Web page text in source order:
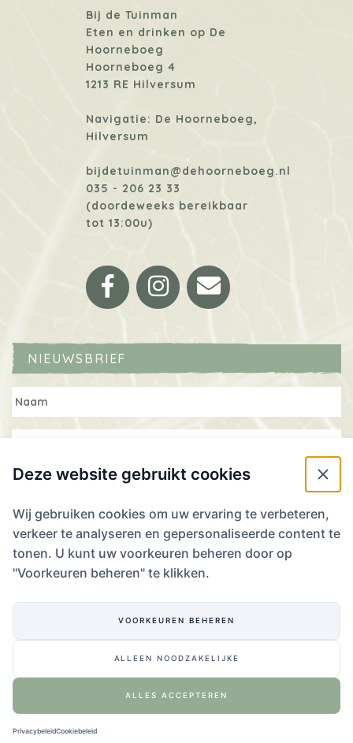
Bij de Tuinman
Eten en drinken op De
Hoorneboeg
Hoorneboeg 4
1213 RE Hilversum
Navigatie: De Hoorneboeg,
Hilversum
bijdetuinman@dehoorneboeg.nl
035 - 206 23 33
(doordeweeks bereikbaar
tot 13:00u)
Facebook
Instagram
Email
NIEUWSBRIEF
WIL JE RESERVEREN? WE ZIEN JE GRAAG!
RESERVEREN
Website ontwikkeling door Eenvoud,ontwerp door Zender
Deze website gebruikt cookies
Wij gebruiken cookies om uw ervaring te verbeteren,
verkeer te analyseren en gepersonaliseerde content te
tonen. U kunt uw voorkeuren beheren door op
"Voorkeuren beheren" te klikken.
VOORKEUREN BEHEREN
ALLEEN NOODZAKELIJKE
ALLES ACCEPTEREN
PrivacybeleidCookiebeleid